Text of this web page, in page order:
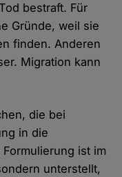
bestraft. Für
Gründe, weil sie
finden. Anderen
Migration kann
die bei
in die
ist im
unterstellt,